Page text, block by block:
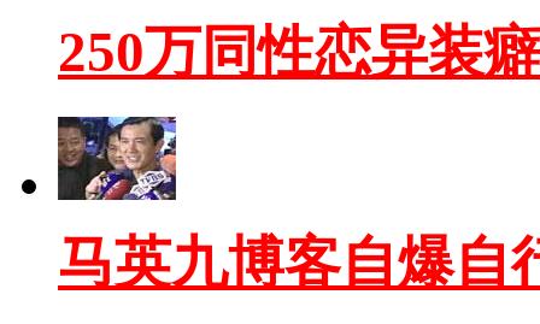
250万同性恋异装
马英九博客自爆自